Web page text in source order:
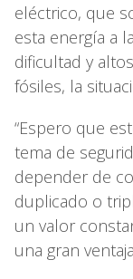
eléctrico, que
esta energía a
dificultad y
fósiles, la
“Espero que
tema de
depender de
duplicado o
un valor
una gran